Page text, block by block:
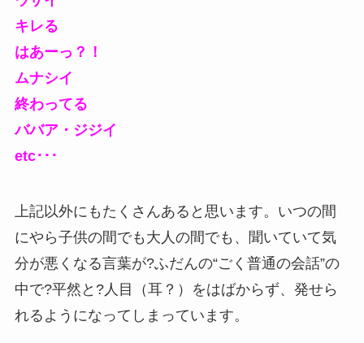
キレる
はあーっ？！
ムナシイ
終わってる
ババア・ジジイ
etc･･･
上記以外にもたくさんあると思います。いつの間
にやら子供の間でも大人の間でも、聞いていて気
分が悪くなる言葉が?ふだんの“ごく普通の会話”の
中で?平然と?人目（耳？）をはばからず、発せら
れるようになってしまっています。